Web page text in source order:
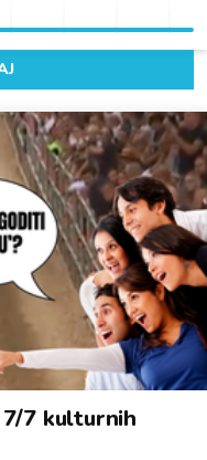
7 kulturnih